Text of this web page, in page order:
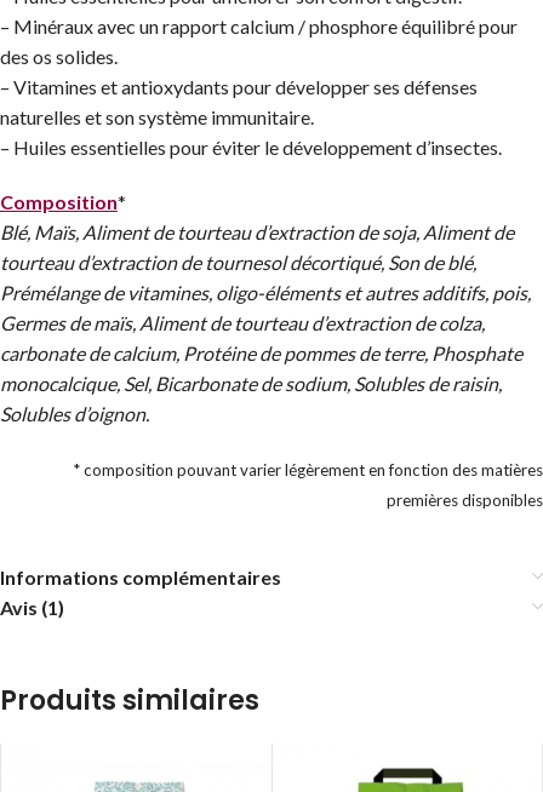
– Minéraux avec un rapport calcium / phosphore équilibré pour
des os solides.
– Vitamines et antioxydants pour développer ses défenses
naturelles et son système immunitaire.
– Huiles essentielles pour éviter le développement d’insectes.
Composition*
Blé, Maïs, Aliment de tourteau d’extraction de soja, Aliment de
tourteau d’extraction de tournesol décortiqué, Son de blé,
Prémélange de vitamines, oligo-éléments et autres additifs, pois,
Germes de maïs, Aliment de tourteau d’extraction de colza,
carbonate de calcium, Protéine de pommes de terre, Phosphate
monocalcique, Sel, Bicarbonate de sodium, Solubles de raisin,
Solubles d’oignon.
* composition pouvant varier légèrement en fonction des matières
premières disponibles
Informations complémentaires
Avis (1)
Produits similaires